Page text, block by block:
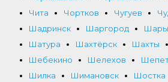
Чита
Чортков Чугуев
Шадринск
Шаргород
Шатура
Шахтёрск Шахты
Шебекино
Шелехов
Шилка
Шимановск Шостка